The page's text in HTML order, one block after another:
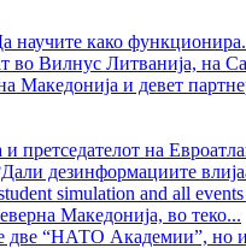
научите како
во Вилнус Литванија, на
Македонија и девет
претседателот на
дезинформациите
simulation and all
Македонија, во теко...
две “НАТО Академии”, но